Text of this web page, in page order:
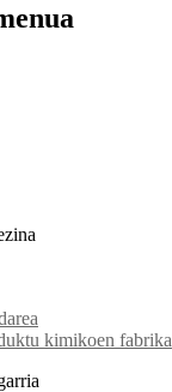
kimikoen fabrika